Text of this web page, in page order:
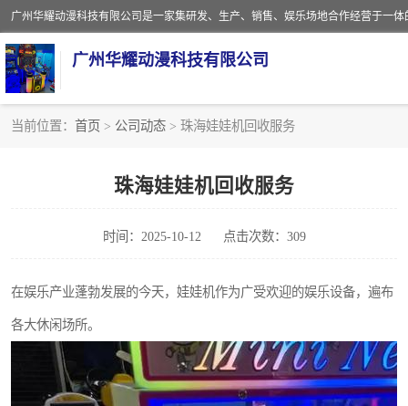
广州华耀动漫科技有限公司
当前位置： 首页 > 公司动态 > 珠海娃娃机回收服务
珠海娃娃机回收服务
时间：2025-10-12 点击次数：309
在娱乐产业蓬勃发展的今天，娃娃机作为广受欢迎的娱乐设备，遍布
各大休闲场所。
游戏厅回收